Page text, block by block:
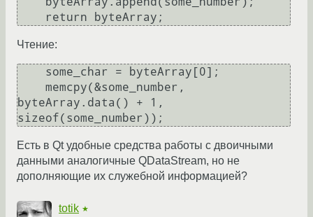
    return byteArray;
Чтение:
byteArray.data() + 1,
sizeof(some_number));
Есть в Qt удобные средства работы с двоичными
данными аналогичные QDataStream, но не
дополняющие их служебной информацией?
totik ★